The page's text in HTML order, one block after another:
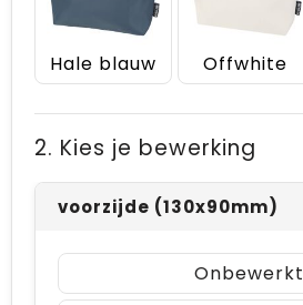
Hale blauw Offwhite
2. Kies je bewerking
voorzijde (130x90mm)
Onbewerkt